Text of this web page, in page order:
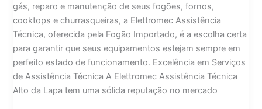
gás, reparo e manutenção de seus fogões, fornos,
cooktops e churrasqueiras, a Elettromec Assistência
Técnica, oferecida pela Fogão Importado, é a escolha certa
para garantir que seus equipamentos estejam sempre em
perfeito estado de funcionamento. Excelência em Serviços
de Assistência Técnica A Elettromec Assistência Técnica
Alto da Lapa tem uma sólida reputação no mercado